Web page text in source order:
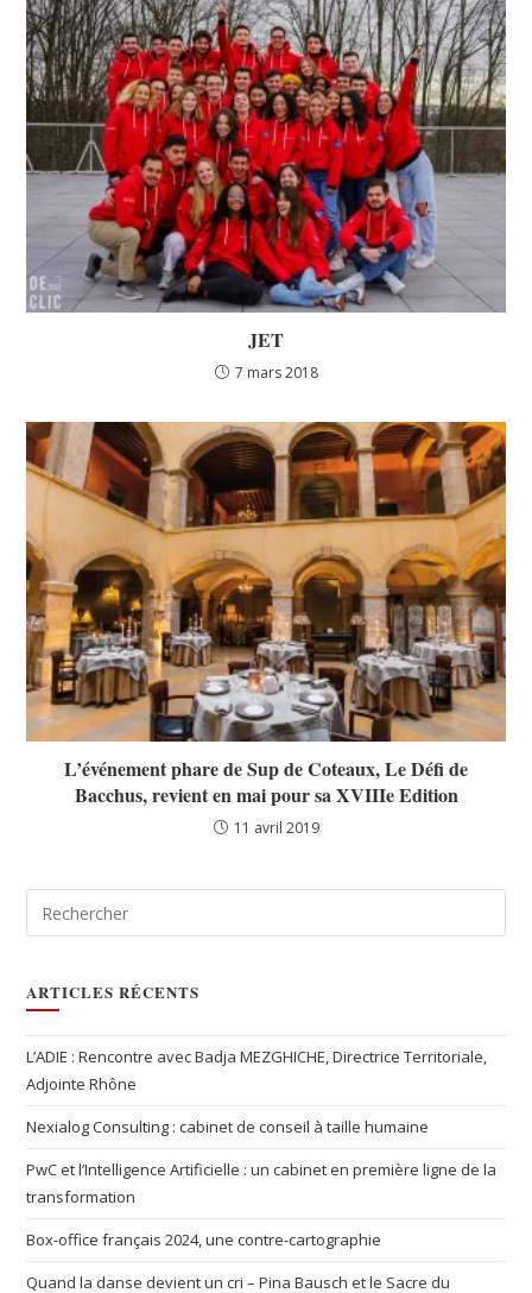
JET
7 mars 2018
L’événement phare de Sup de Coteaux, Le Défi de
Bacchus, revient en mai pour sa XVIIIe Edition
11 avril 2019
ARTICLES RÉCENTS
L’ADIE : Rencontre avec Badja MEZGHICHE, Directrice Territoriale,
Adjointe Rhône
Nexialog Consulting : cabinet de conseil à taille humaine
PwC et l’Intelligence Artificielle : un cabinet en première ligne de la
transformation
Box-office français 2024, une contre-cartographie
Quand la danse devient un cri – Pina Bausch et le Sacre du